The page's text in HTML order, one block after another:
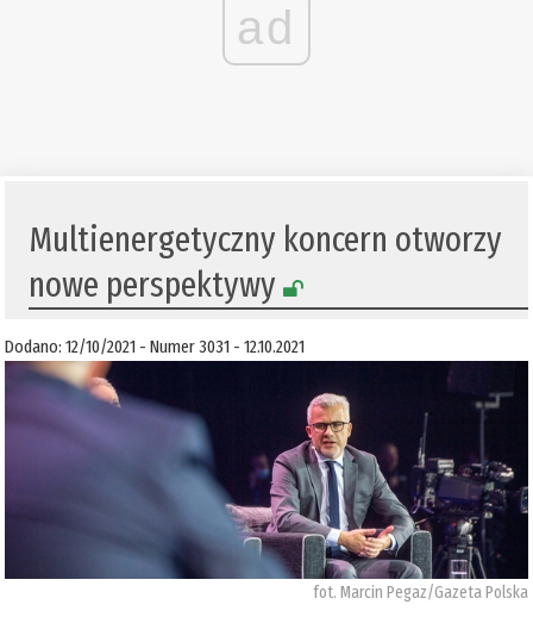
ad
Multienergetyczny koncern otworzy
nowe perspektywy
Dodano: 12/10/2021 - Numer 3031 - 12.10.2021
fot. Marcin Pegaz/Gazeta Polska